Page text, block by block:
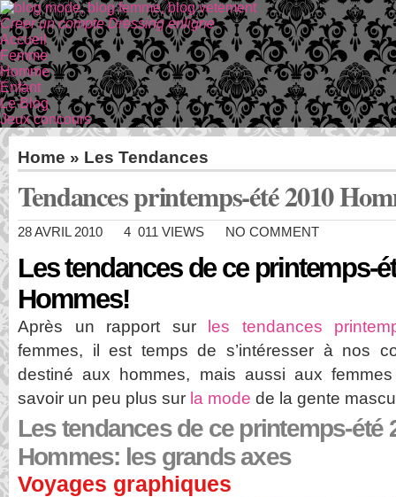
Creer un compte Dressing enligne
Accueil
Femme
Homme
Enfant
Le Blog
Jeux concours
Home » Les Tendances
Tendances printemps-été 2010
28 AVRIL 2010 4 011 VIEWS NO COMMENT
Les tendances de ce printemps-
Hommes!
Après un rapport sur
les tendances
femmes, il est temps de s’intéresser à nos
destiné aux hommes, mais aussi aux
savoir un peu plus sur la mode de la gente
Les tendances de ce printemps-été
Hommes: les grands axes
Voyages graphiques